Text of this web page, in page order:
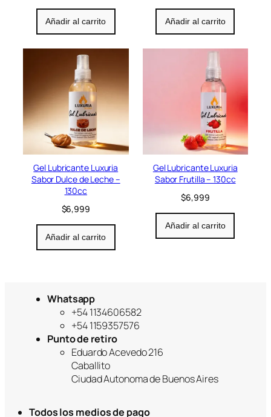
Añadir al carrito Añadir al carrito
Gel Lubricante Luxuria
Sabor Dulce de Leche –
130cc
$6,999
Añadir al carrito
Gel Lubricante Luxuria
Sabor Frutilla – 130cc
$6,999
Añadir al carrito
Whatsapp
+54 1134606582
+54 1159357576
Punto de retiro
Eduardo Acevedo 216
Caballito
Ciudad Autonoma de Buenos Aires
Todos los medios de pago